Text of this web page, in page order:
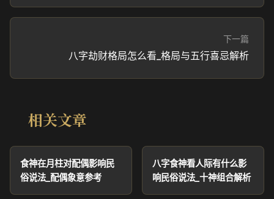
下一篇
八字劫财格局怎么看_格局与五行喜忌解析
相关文章
食神在月柱对配偶影响民
俗说法_配偶象意参考
八字食神看人际有什么影
响民俗说法_十神组合解析